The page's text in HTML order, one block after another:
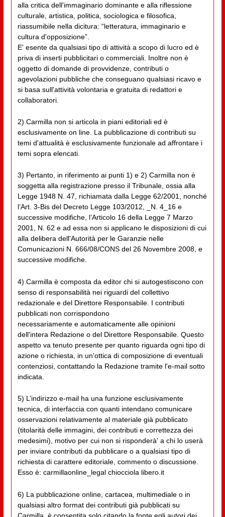
alla critica dell'immaginario dominante e alla riflessione
culturale, artistica, politica, sociologica e filosofica,
riassumibile nella dicitura: “letteratura, immaginario e
cultura d'opposizione”.
E' esente da qualsiasi tipo di attività a scopo di lucro ed è
priva di inserti pubblicitari o commerciali. Inoltre non è
oggetto di domande di provvidenze, contributi o
agevolazioni pubbliche che conseguano qualsiasi ricavo e
si basa sull'attività volontaria e gratuita di redattori e
collaboratori.
2) Carmilla non si articola in piani editoriali ed è
esclusivamente on line. La pubblicazione di contributi su
temi d'attualità è esclusivamente funzionale ad affrontare i
temi sopra elencati.
3) Pertanto, in riferimento ai punti 1) e 2) Carmilla non è
soggetta alla registrazione presso il Tribunale, ossia alla
Legge 1948 N. 47, richiamata dalla Legge 62/2001, nonché
l’Art. 3-Bis del Decreto Legge 103/2012, _N. 4_16 e
successive modifiche, l’Articolo 16 della Legge 7 Marzo
2001, N. 62 e ad essa non si applicano le disposizioni di cui
alla delibera dell'Autorità per le Garanzie nelle
Comunicazioni N. 666/08/CONS del 26 Novembre 2008, e
successive modifiche.
4) Carmilla è composta da editor chi si autogestiscono con
senso di responsabilità nei riguardi del collettivo
redazionale e del Direttore Responsabile. I contributi
pubblicati non corrispondono
necessariamente e automaticamente alle opinioni
dell'intera Redazione o del Direttore Responsabile. Questo
aspetto va tenuto presente per quanto riguarda ogni tipo di
azione o richiesta, in un'ottica di composizione di eventuali
contenziosi, contattando la Redazione tramite l'e-mail sotto
indicata.
5) L’indirizzo e-mail ha una funzione esclusivamente
tecnica, di interfaccia con quanti intendano comunicare
osservazioni relativamente al materiale già pubblicato
(titolarità delle immagini, dei contributi e correttezza dei
medesimi), motivo per cui non si risponderà' a chi lo userà
per inviare contributi da pubblicare o a qualsiasi tipo di
richiesta di carattere editoriale, commento o discussione.
Esso è: carmillaonline_legal chiocciola libero.it
6) La pubblicazione online, cartacea, multimediale o in
qualsiasi altro format dei contributi già pubblicati su
Carmilla, è consentita solo citando la fonte egli autori dei